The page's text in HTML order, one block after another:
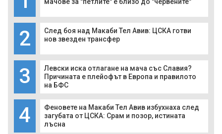
2
След боя над Макаби Тел Авив: ЦСКА готви
нов звезден трансфер
3
Левски иска отлагане на мача със Славия?
Причината е плейофът в Европа и правилото
на БФС
4
Феновете на Макаби Тел Авив избухнаха след
загубата от ЦСКА: Срам и позор, истината
лъсна